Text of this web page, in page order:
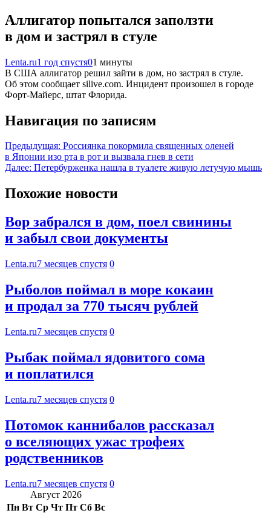
Аллигатор попытался заползти
в дом и застрял в стуле
Lenta.ru1 год спустя01 минуты
В США аллигатор решил зайти в дом, но застрял в стуле.
Об этом сообщает silive.com. Инцидент произошел в городе
Форт-Майерс, штат Флорида.
Навигация по записям
Предыдущая: Россиянка покормила священных оленей
в Японии изо рта в рот и вызвала гнев в сети
Далее: Петербурженка нашла в туалете живую летучую мышь
Похожие новости
Вор забрался в дом, поел свинины
и забыл свои документы
Lenta.ru7 месяцев спустя 0
Рыболов поймал в море кокаин
и продал за 770 тысяч рублей
Lenta.ru7 месяцев спустя 0
Рыбак поймал ядовитого сома
и поплатился
Lenta.ru7 месяцев спустя 0
Потомок каннибалов рассказал
о вселяющих ужас трофеях
родственников
Lenta.ru7 месяцев спустя 0
Август 2026
Пн Вт Ср Чт Пт Сб Вс